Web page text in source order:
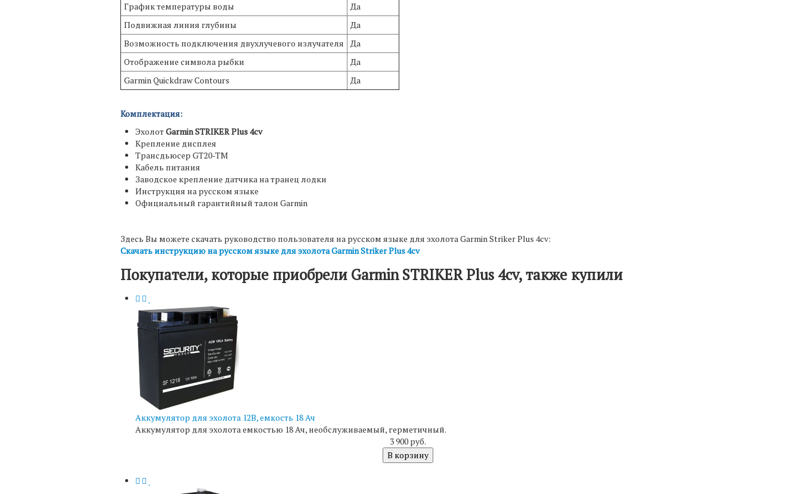
График температуры воды
Да
Подвижная линия глубины
Да
Возможность подключения двухлучевого излучателя
Да
Отображение символа рыбки
Да
Garmin Quickdraw Contours
Да
Комплектация:
ЭхолотGarmin STRIKER Plus 4cv
Крепление дисплея
Трансдьюсер GT20-TM
Кабель питания
Заводское крепление датчика на транец лодки
Инструкция на русском языке
Официальный гарантийный талон Garmin
Здесь Вы можете скачать руководство пользователя на русском языке для эхолота Garmin Striker Plus 4cv:
Скачать инструкцию на русском языке для эхолота Garmin Striker Plus 4cv
Покупатели, которые приобрели Garmin STRIKER Plus 4cv, также купили
Аккумулятор для эхолота 12В, емкость 18 Ач
Аккумулятор для эхолота емкостью 18 Ач, необслуживаемый, герметичный.
3 900 руб.
В корзину